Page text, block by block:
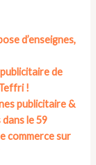
d’enseignes,
de
!
publicitaire &
le 59
commerce sur